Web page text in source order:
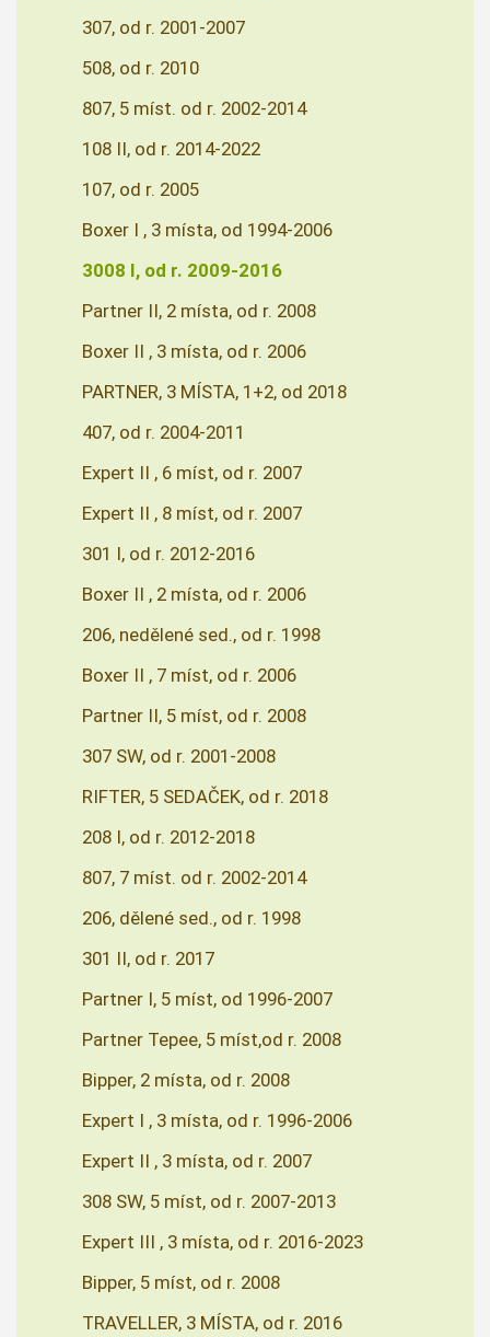
307, od r. 2001-2007
508, od r. 2010
807, 5 míst. od r. 2002-2014
108 II, od r. 2014-2022
107, od r. 2005
Boxer I , 3 místa, od 1994-2006
3008 I, od r. 2009-2016
Partner II, 2 místa, od r. 2008
Boxer II , 3 místa, od r. 2006
PARTNER, 3 MÍSTA, 1+2, od 2018
407, od r. 2004-2011
Expert II , 6 míst, od r. 2007
Expert II , 8 míst, od r. 2007
301 I, od r. 2012-2016
Boxer II , 2 místa, od r. 2006
206, nedělené sed., od r. 1998
Boxer II , 7 míst, od r. 2006
Partner II, 5 míst, od r. 2008
307 SW, od r. 2001-2008
RIFTER, 5 SEDAČEK, od r. 2018
208 I, od r. 2012-2018
807, 7 míst. od r. 2002-2014
206, dělené sed., od r. 1998
301 II, od r. 2017
Partner I, 5 míst, od 1996-2007
Partner Tepee, 5 míst,od r. 2008
Bipper, 2 místa, od r. 2008
Expert I , 3 místa, od r. 1996-2006
Expert II , 3 místa, od r. 2007
308 SW, 5 míst, od r. 2007-2013
Expert III , 3 místa, od r. 2016-2023
Bipper, 5 míst, od r. 2008
TRAVELLER, 3 MÍSTA, od r. 2016